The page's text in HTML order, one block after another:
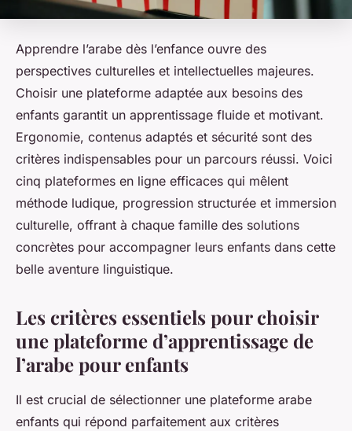
Apprendre l’arabe dès l’enfance ouvre des
perspectives culturelles et intellectuelles majeures.
Choisir une plateforme adaptée aux besoins des
enfants garantit un apprentissage fluide et motivant.
Ergonomie, contenus adaptés et sécurité sont des
critères indispensables pour un parcours réussi. Voici
cinq plateformes en ligne efficaces qui mêlent
méthode ludique, progression structurée et immersion
culturelle, offrant à chaque famille des solutions
concrètes pour accompagner leurs enfants dans cette
belle aventure linguistique.
Les critères essentiels pour choisir
une plateforme d’apprentissage de
l’arabe pour enfants
Il est crucial de sélectionner une plateforme arabe
enfants qui répond parfaitement aux critères